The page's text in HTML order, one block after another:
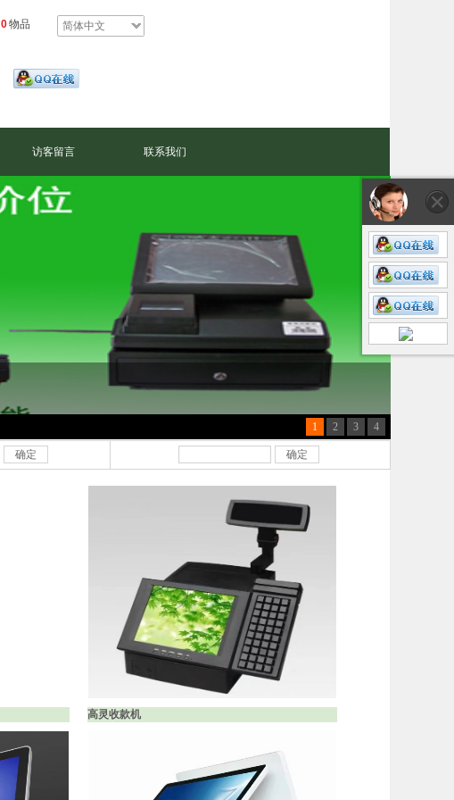
简体中文
访客留言 联系我们
0物品
确定 确定
高灵收款机